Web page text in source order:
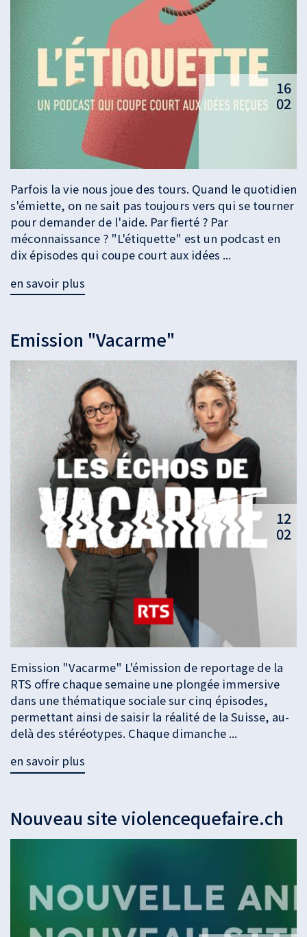
16
02
Parfois la vie nous joue des tours. Quand le quotidien
s'émiette, on ne sait pas toujours vers qui se tourner
pour demander de l'aide. Par fierté ? Par
méconnaissance ? "L'étiquette" est un podcast en
dix épisodes qui coupe court aux idées ...
en savoir plus
Emission "Vacarme"
12
02
Emission "Vacarme" L'émission de reportage de la
RTS offre chaque semaine une plongée immersive
dans une thématique sociale sur cinq épisodes,
permettant ainsi de saisir la réalité de la Suisse, au-
delà des stéréotypes. Chaque dimanche ...
en savoir plus
Nouveau site violencequefaire.ch